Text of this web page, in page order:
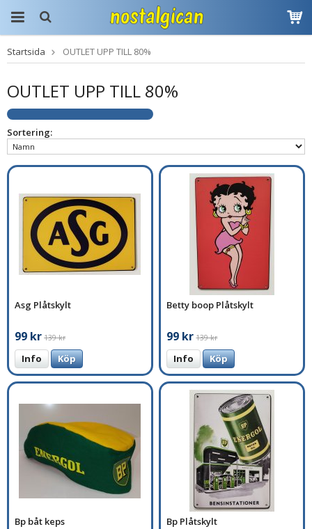
Produkten har blivit
tillagd i varukorgen
Startsida OUTLET UPP TILL 80%
OUTLET UPP TILL 80%
Sortering:
Asg Plåtskylt
99 kr 139 kr
Info Köp
Betty boop Plåtskylt
99 kr 139 kr
Info Köp
Bp båt keps Bp Plåtskylt